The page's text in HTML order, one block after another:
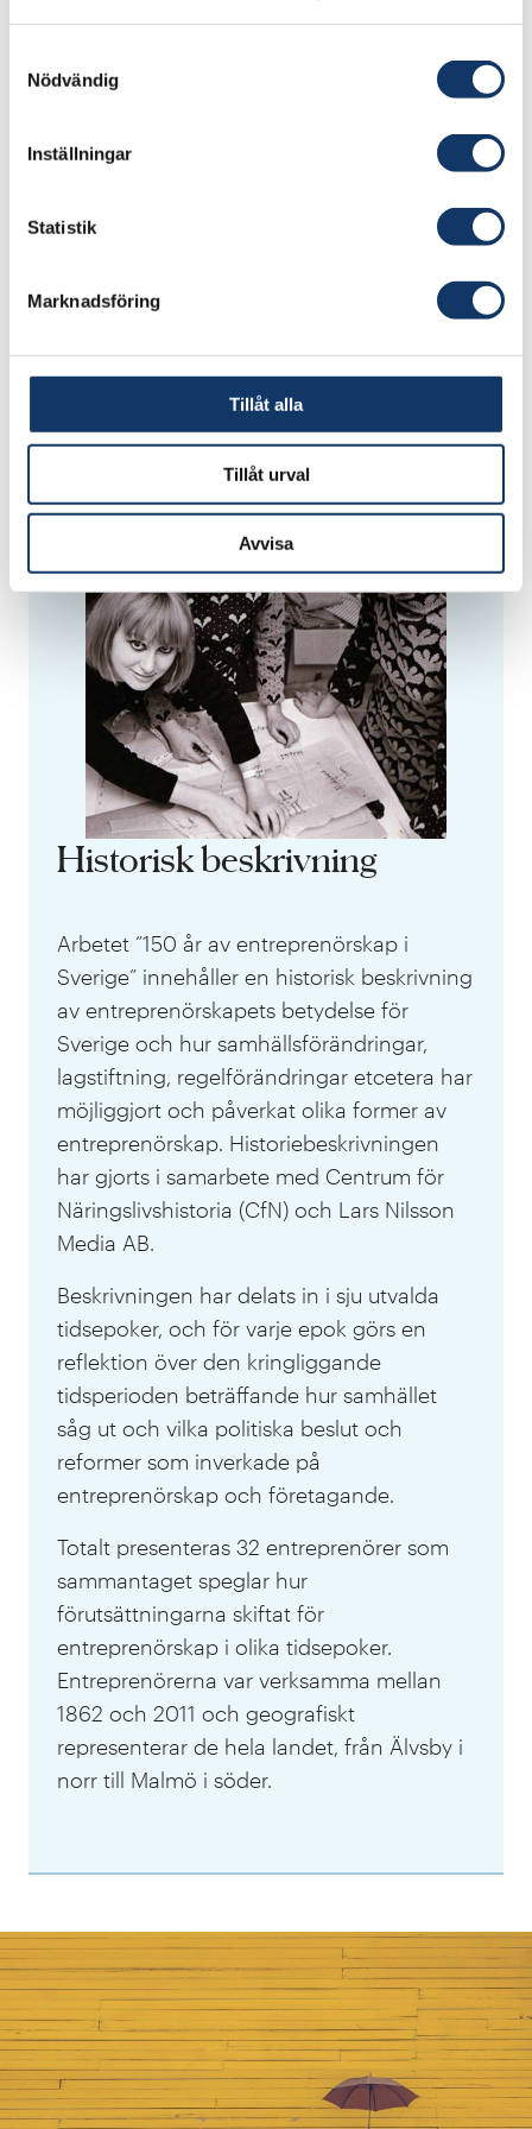
Nödvändig
Inställningar
Statistik
Marknadsföring
Tillåt alla
Tillåt urval
Avvisa
Version för utskrift (PDF)
Historisk beskrivning
Arbetet ”150 år av entreprenörskap i
Sverige” innehåller en historisk beskrivning
av entreprenörskapets betydelse för
Sverige och hur samhällsförändringar,
lagstiftning, regelförändringar etcetera har
möjliggjort och påverkat olika former av
entreprenörskap. Historiebeskrivningen
har gjorts i samarbete med Centrum för
Näringslivshistoria (CfN) och Lars Nilsson
Media AB.
Beskrivningen har delats in i sju utvalda
tidsepoker, och för varje epok görs en
reflektion över den kringliggande
tidsperioden beträffande hur samhället
såg ut och vilka politiska beslut och
reformer som inverkade på
entreprenörskap och företagande.
Totalt presenteras 32 entreprenörer som
sammantaget speglar hur
förutsättningarna skiftat för
entreprenörskap i olika tidsepoker.
Entreprenörerna var verksamma mellan
1862 och 2011 och geografiskt
representerar de hela landet, från Älvsby i
norr till Malmö i söder.